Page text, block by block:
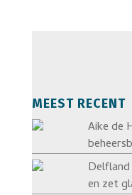
MEEST RECENT
Aike de
en zet